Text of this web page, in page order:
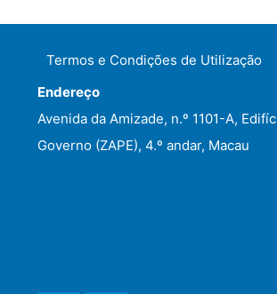
Termos e Condições de Utilização
Endereço
Avenida da Amizade, n.º 1101-A,
Governo (ZAPE), 4.º andar, Macau